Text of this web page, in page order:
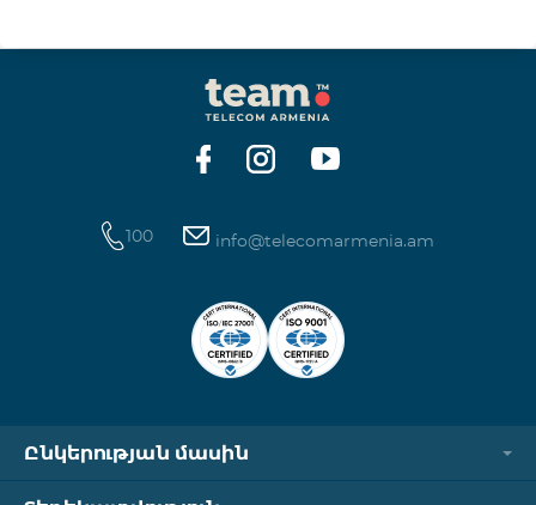
100 info@telecomarmenia.am
Ընկերության մասին